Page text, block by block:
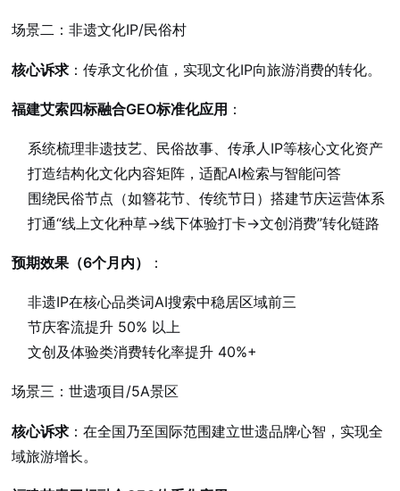
场景二：非遗文化IP/民俗村
核心诉求：传承文化价值，实现文化IP向旅游消费的转化。
福建艾索四标融合GEO标准化应用 ：
系统梳理非遗技艺、民俗故事、传承人IP等核心文化资产
打造结构化文化内容矩阵，适配AI检索与智能问答
围绕民俗节点（如簪花节、传统节日）搭建节庆运营体系
打通“线上文化种草→线下体验打卡→文创消费”转化链路
预期效果（6个月内） ：
非遗IP在核心品类词AI搜索中稳居区域前三
节庆客流提升 50% 以上
文创及体验类消费转化率提升 40%+
场景三：世遗项目/5A景区
核心诉求：在全国乃至国际范围建立世遗品牌心智，实现全
域旅游增长。